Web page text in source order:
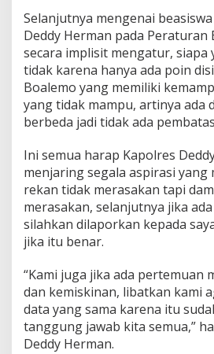
Selanjutnya mengenai
Deddy Herman pada
secara implisit mengatur, siapa
tidak karena hanya ada poin
Boalemo yang memiliki
yang tidak mampu, artinya ada
berbeda jadi tidak ada
Ini semua harap Kapolres
menjaring segala aspirasi
rekan tidak merasakan tapi
merasakan, selanjutnya jika
silahkan dilaporkan kepada
jika itu benar.
“Kami juga jika ada pertemuan
dan kemiskinan, libatkan kami
data yang sama karena itu
tanggung jawab kita semua,”
Deddy Herman.